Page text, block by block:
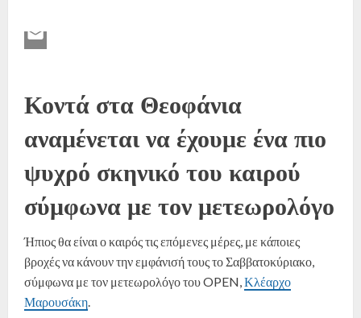
Κοντά στα Θεοφάνια
αναμένεται να έχουμε ένα πιο
ψυχρό σκηνικό του καιρού
σύμφωνα με τον μετεωρολόγο
Ήπιος θα είναι ο καιρός τις επόμενες μέρες, με κάποιες
βροχές να κάνουν την εμφάνισή τους το Σαββατοκύριακο,
σύμφωνα με τον μετεωρολόγο του OPEN,Κλέαρχο
Μαρουσάκη.